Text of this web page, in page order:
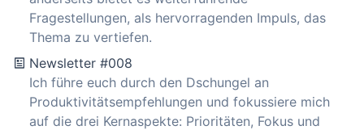
Fragestellungen, als hervorragenden Impuls, das
Thema zu vertiefen.
Newsletter #008
Ich führe euch durch den Dschungel an
Produktivitätsempfehlungen und fokussiere mich
auf die drei Kernaspekte: Prioritäten, Fokus und